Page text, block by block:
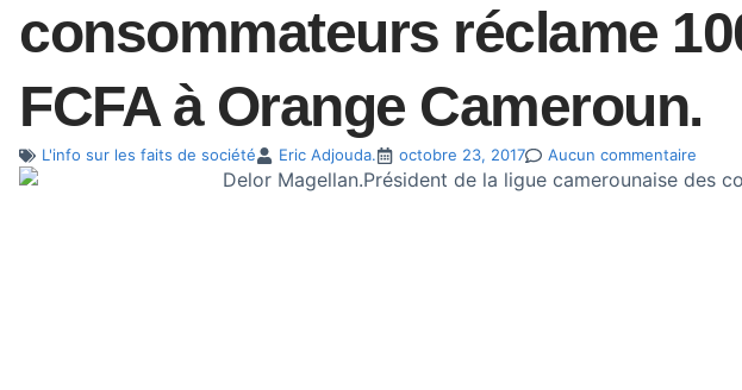
consommateurs réclame
FCFA à Orange Cameroun.
L'info sur les faits de société Eric Adjouda. octobre 23, 2017 Aucun commentaire